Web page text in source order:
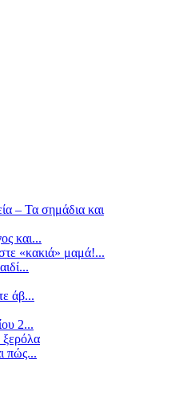
– Τα σημάδια και
και...
«κακιά» μαμά!...
άβ...
2...
ξερόλα
πώς...